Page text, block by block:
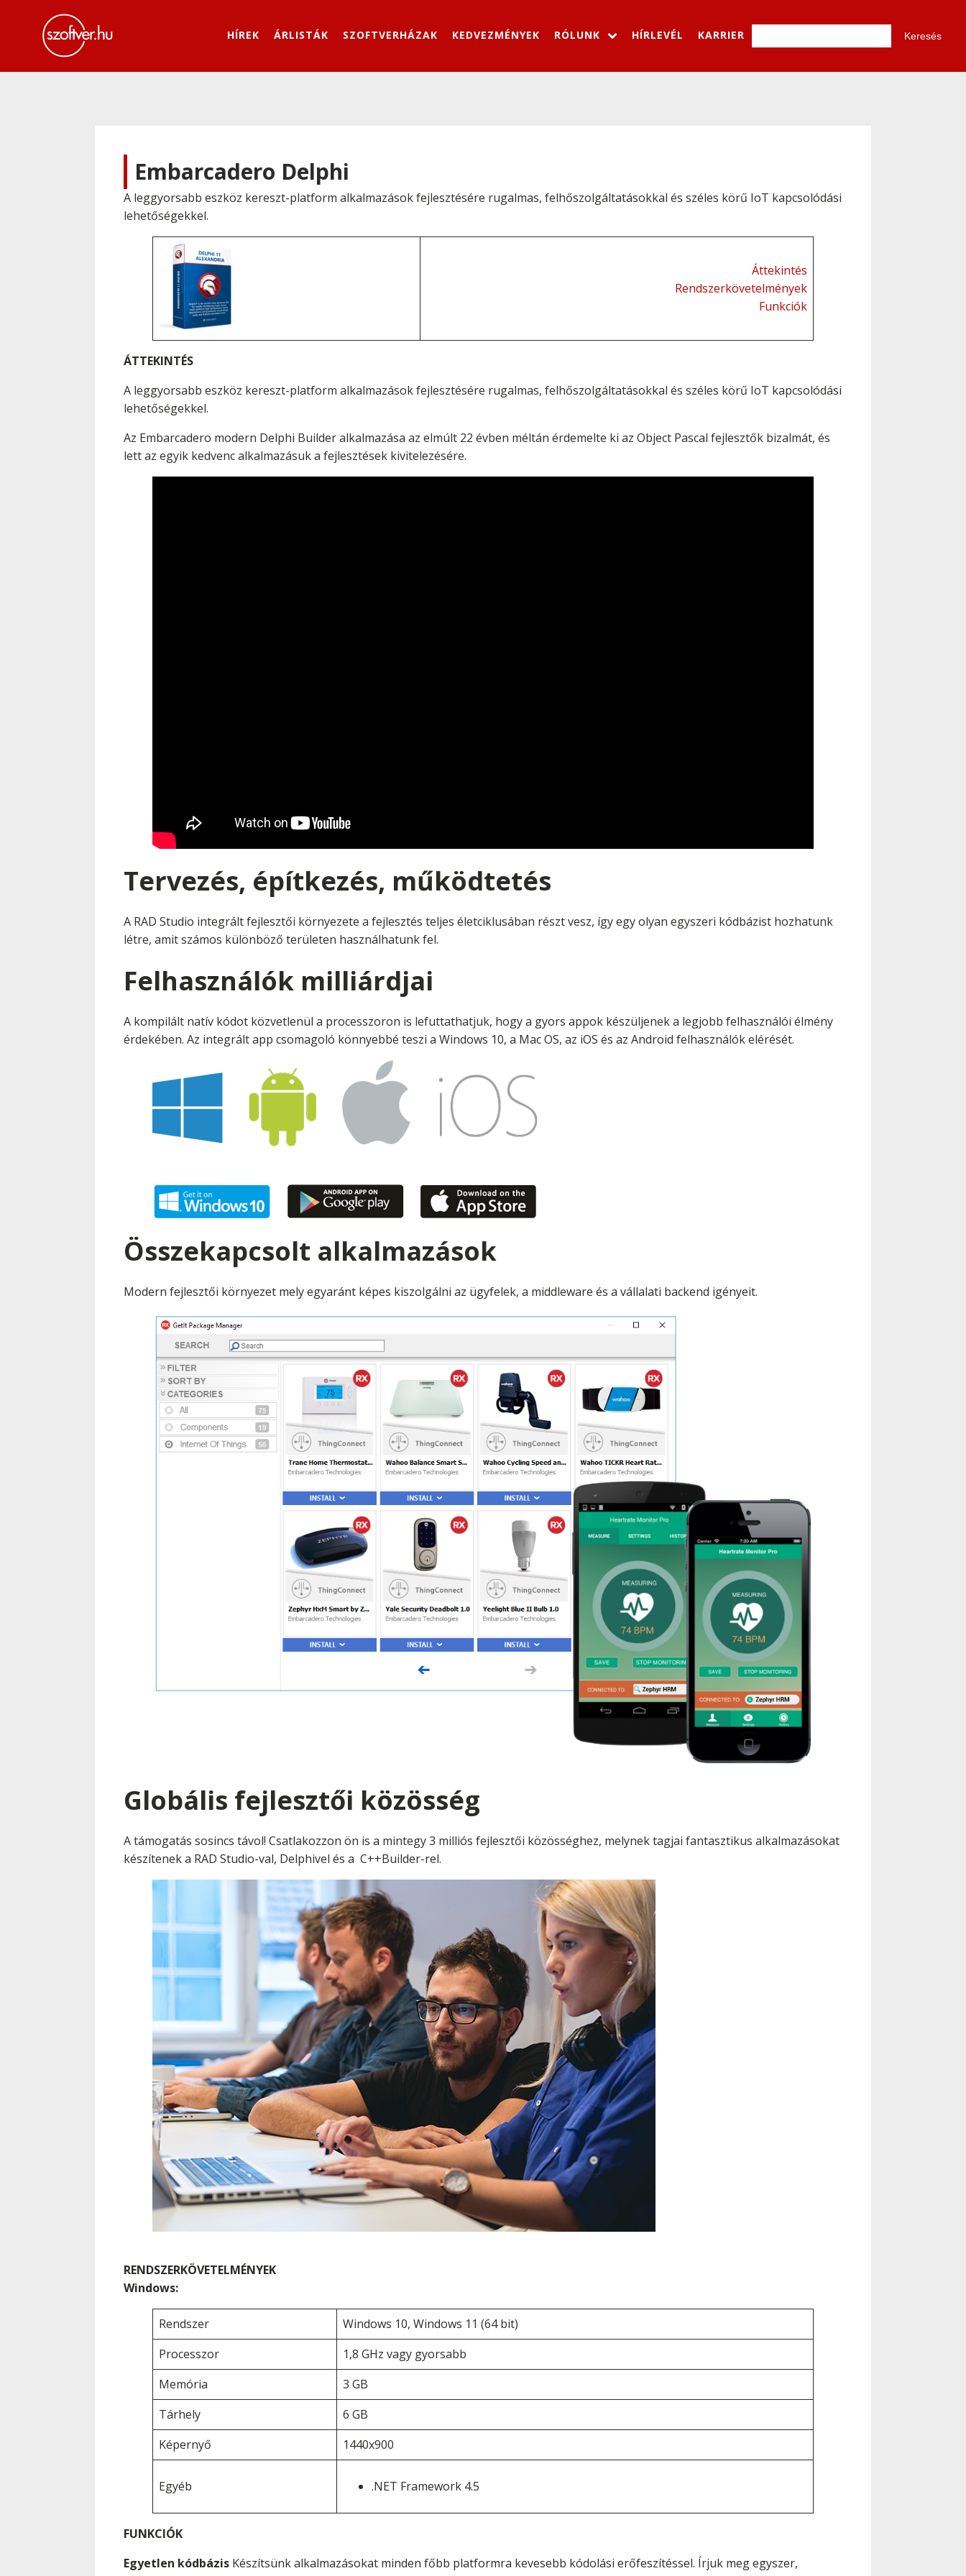
HÍREK ÁRLISTÁK SZOFTVERHÁZAK KEDVEZMÉNYEK RÓLUNK HÍRLEVÉL KARRIER
Embarcadero Delphi
A leggyorsabb eszköz kereszt-platform alkalmazások fejlesztésére rugalmas, felhőszolgáltatásokkal és széles körű IoT kapcsolódási
lehetőségekkel.
Áttekintés
Rendszerkövetelmények
Funkciók
ÁTTEKINTÉS
A leggyorsabb eszköz kereszt-platform alkalmazások fejlesztésére rugalmas, felhőszolgáltatásokkal és széles körű IoT kapcsolódási
lehetőségekkel.
Az Embarcadero modern Delphi Builder alkalmazása az elmúlt 22 évben méltán érdemelte ki az Object Pascal fejlesztők bizalmát, és
lett az egyik kedvenc alkalmazásuk a fejlesztések kivitelezésére.
Tervezés, építkezés, működtetés
A RAD Studio integrált fejlesztői környezete a fejlesztés teljes életciklusában részt vesz, így egy olyan egyszeri kódbázist hozhatunk
létre, amit számos különböző területen használhatunk fel.
Felhasználók milliárdjai
A kompilált natív kódot közvetlenül a processzoron is lefuttathatjuk, hogy a gyors appok készüljenek a legjobb felhasználói élmény
érdekében. Az integrált app csomagoló könnyebbé teszi a Windows 10, a Mac OS, az iOS és az Android felhasználók elérését.
Összekapcsolt alkalmazások
Modern fejlesztői környezet mely egyaránt képes kiszolgálni az ügyfelek, a middleware és a vállalati backend igényeit.
Globális fejlesztői közösség
A támogatás sosincs távol! Csatlakozzon ön is a mintegy 3 milliós fejlesztői közösséghez, melynek tagjai fantasztikus alkalmazásokat
készítenek a RAD Studio-val, Delphivel és a C++Builder-rel.
RENDSZERKÖVETELMÉNYEK
Windows:
Rendszer
Windows 10, Windows 11 (64 bit)
Processzor
1,8 GHz vagy gyorsabb
Memória
3 GB
Tárhely
6 GB
Képernyő
1440x900
Egyéb .NET Framework 4.5
FUNKCIÓK
Egyetlen kódbázis Készítsünk alkalmazásokat minden főbb platformra kevesebb kódolási erőfeszítéssel. Írjuk meg egyszer,